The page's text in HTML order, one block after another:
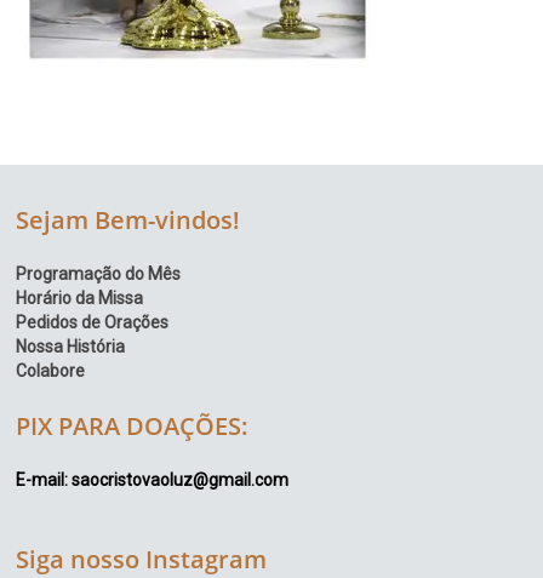
Sejam Bem-vindos!
Programação do Mês
Horário da Missa
Pedidos de Orações
Nossa História
Colabore
PIX PARA DOAÇÕES:
E-mail: saocristovaoluz@gmail.com
Siga nosso Instagram